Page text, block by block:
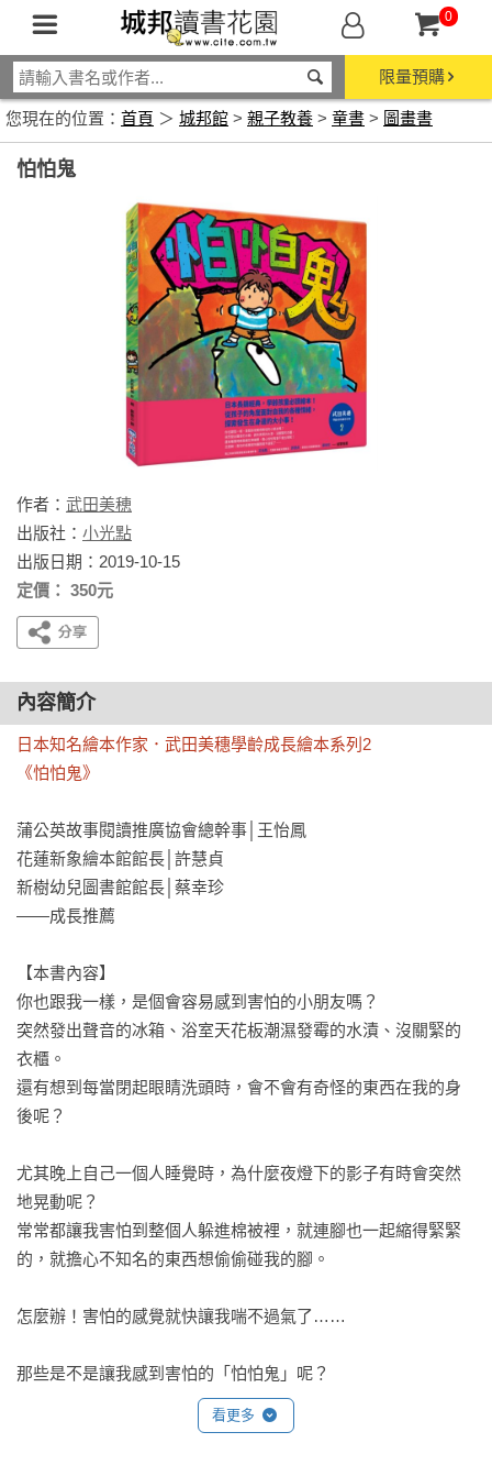
0
限量預購
您現在的位置： 首頁 ＞ 城邦館 > 親子教養 > 童書 > 圖畫書
怕怕鬼
作者： 武田美穂
出版社： 小光點
出版日期：2019-10-15
定價： 350元
內容簡介
日本知名繪本作家．武田美穗學齡成長繪本系列2
《怕怕鬼》
蒲公英故事閱讀推廣協會總幹事│王怡鳳
花蓮新象繪本館館長│許慧貞
新樹幼兒圖書館館長│蔡幸珍
——成長推薦
【本書內容】
你也跟我一樣，是個會容易感到害怕的小朋友嗎？
突然發出聲音的冰箱、浴室天花板潮濕發霉的水漬、沒關緊的
衣櫃。
還有想到每當閉起眼睛洗頭時，會不會有奇怪的東西在我的身
後呢？
尤其晚上自己一個人睡覺時，為什麼夜燈下的影子有時會突然
地晃動呢？
常常都讓我害怕到整個人躲進棉被裡，就連腳也一起縮得緊緊
的，就擔心不知名的東西想偷偷碰我的腳。
怎麼辦！害怕的感覺就快讓我喘不過氣了……
那些是不是讓我感到害怕的「怕怕鬼」呢？
他們正在房間裡偷偷觀察著我，打算做出什麼可怕的事情嗎？
誰可以幫幫我，讓怕怕鬼趕快走開？
看更多